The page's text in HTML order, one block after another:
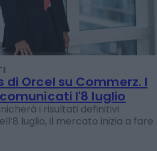
di Orcel su Commerz. I
l'8 luglio
i risultati definitivi
luglio, il mercato inizia a fare